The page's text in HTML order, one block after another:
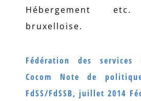
Hébergement
bruxelloise.
Fédération des
Cocom Note de
FdSS/FdSSB, juillet 2014